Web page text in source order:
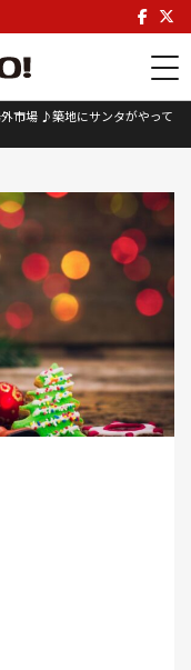
市場 ♪築地にサンタがやって